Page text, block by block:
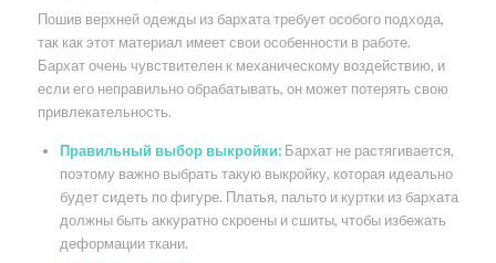
Пошив верхней одежды из бархата требует особого подхода,
так как этот материал имеет свои особенности в работе.
Бархат очень чувствителен к механическому воздействию, и
если его неправильно обрабатывать, он может потерять свою
привлекательность.
Правильный выбор выкройки:Бархат не растягивается,
поэтому важно выбрать такую выкройку, которая идеально
будет сидеть по фигуре. Платья, пальто и куртки из бархата
должны быть аккуратно скроены и сшиты, чтобы избежать
деформации ткани.